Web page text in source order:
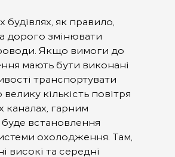
будівлях, як правило,
дорого змінювати
Якщо вимоги до
мають бути виконані
транспортувати
кількість повітря
каналах, гарним
встановлення
охолодження. Там,
високі та середні